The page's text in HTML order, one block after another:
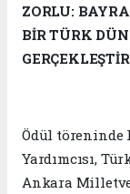
ZORLU:
BİR TÜRK
Ödül töreninde
Yardımcısı,
Ankara